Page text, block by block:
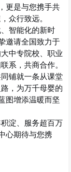
更是与您携手共
众行致远。
智能化的新时
邀请全国致力于
中专院校、职业
系，共商合作。
铺就一条从课堂
，为万千母婴的
图增添温暖而坚
淀、服务超百万
心期待与您携